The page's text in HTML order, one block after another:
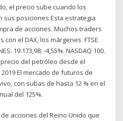
el precio sube cuando los
posiciones Esta estrategia
de acciones. Muchos traders
el DAX, los márgenes FTSE
19.173,98; -4,55%. NASDAQ 100.
del petróleo desde el
El mercado de futuros de
con subas de hasta 12 % en el
del 125%.
acciones del Reino Unido que